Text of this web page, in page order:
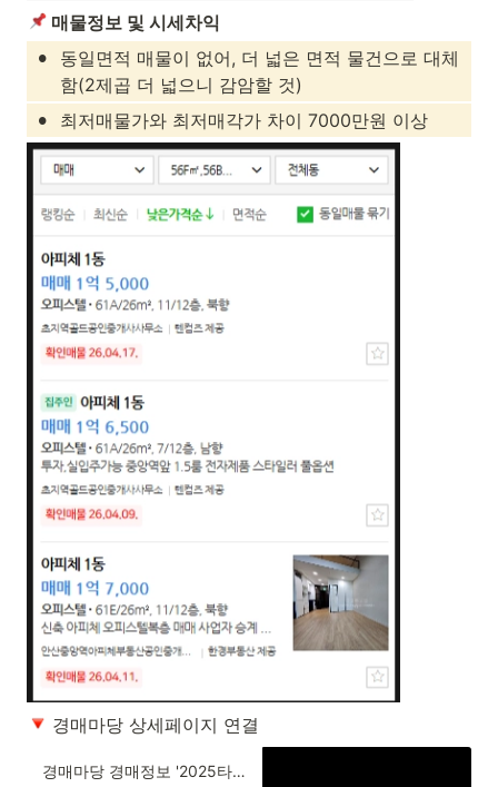
매물정보 및 시세차익
•
동일면적 매물이 없어, 더 넓은 면적 물건으로 대체
함(2제곱 더 넓으니 감암할 것)
• 최저매물가와 최저매각가 차이 7000만원 이상
경매마당 상세페이지 연결
경매마당 경매정보 '2025타경51766'의 시세, 권리분석, 상세정보